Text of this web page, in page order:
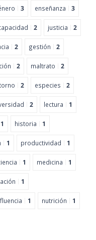
3 enseñanza 3
2 justicia 2
2 gestión 2
2 maltrato 2
2 especies 2
2 lectura 1
1 historia 1
1 productividad 1
1 medicina 1
1
1 nutrición 1